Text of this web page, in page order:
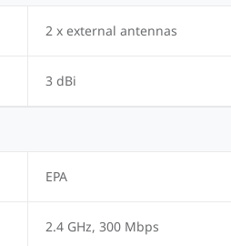
2 x external antennas
3 dBi
EPA
2.4 GHz, 300 Mbps